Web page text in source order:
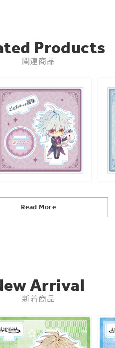
Products
関連商品
Read More
Arrival
新着商品